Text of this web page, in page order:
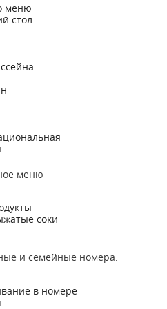
меню
стол
меню
соки
и семейные номера.
в номере